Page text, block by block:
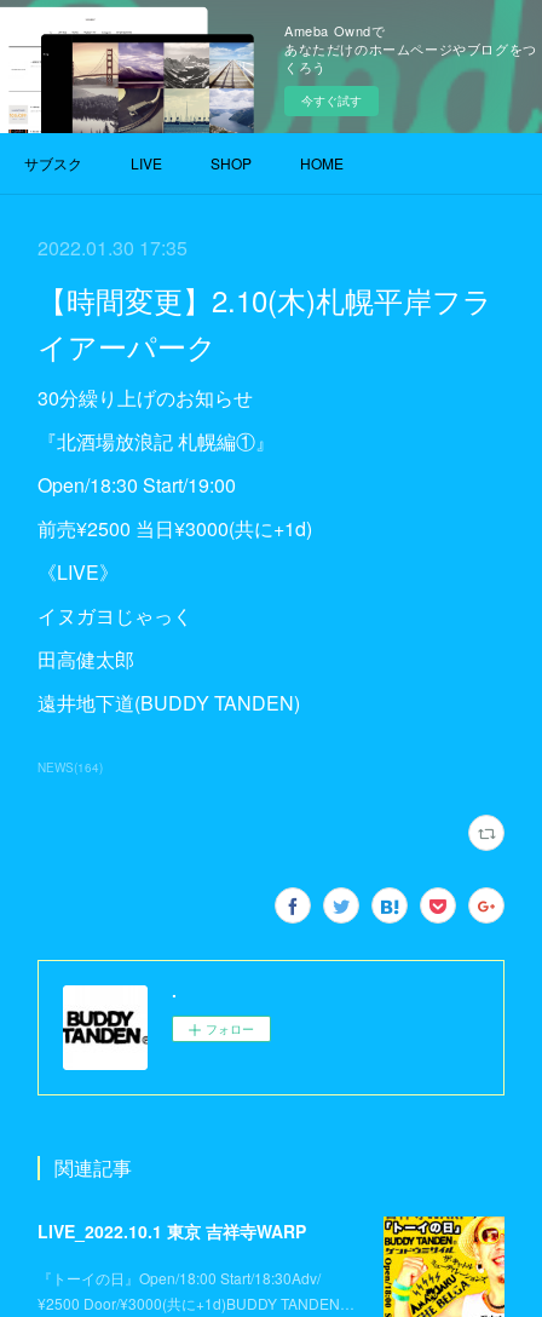
Ameba Owndで
あなただけのホームページやブログをつ
くろう
今すぐ試す
サブスク LIVE SHOP HOME
2022.01.30 17:35
【時間変更】2.10(木)札幌平岸フラ
イアーパーク
30分繰り上げのお知らせ
『北酒場放浪記 札幌編①』
Open/18:30 Start/19:00
前売¥2500 当日¥3000(共に+1d)
《LIVE》
イヌガヨじゃっく
田高健太郎
遠井地下道(BUDDY TANDEN)
NEWS(164)
.
フォロー
関連記事
LIVE_2022.10.1 東京 吉祥寺WARP
『トーイの日』Open/18:00 Start/18:30Adv/
¥2500 Door/¥3000(共に+1d)BUDDY TANDEN…